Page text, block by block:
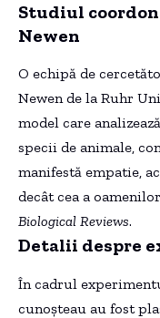
Studiul
Newen
O echipă de
Newen de la Ruhr
model care
specii de animale,
manifestă empatie,
decât cea a
Biological Reviews.
Detalii despre
În cadrul
cunoșteau au fost